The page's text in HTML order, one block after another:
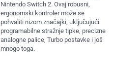
Nintendo Switch 2. Ovaj robusni,
ergonomski kontroler može se
pohvaliti nizom značajki, uključujući
programabilne stražnje tipke, precizne
analogne palice, Turbo postavke i još
mnogo toga.